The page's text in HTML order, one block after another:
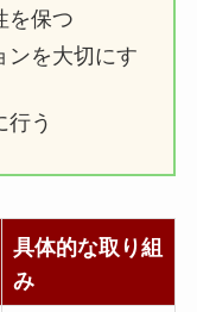
を保つ
ンを大切にす
う
具体的な取り組
み